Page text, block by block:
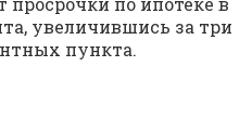
увеличившись за три
пункта.